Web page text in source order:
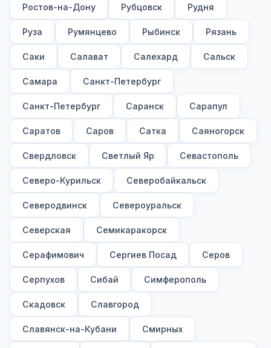
Ростов-на-Дону Рубцовск Рудня
Руза Румянцево Рыбинск Рязань
Саки Салават Салехард Сальск
Самара Санкт-Петербург
Санкт-Петербург Саранск Сарапул
Саратов Саров Сатка Саяногорск
Свердловск Светлый Яр Севастополь
Северо-Курильск Северобайкальск
Северодвинск Североуральск
Северская Семикаракорск
Серафимович Сергиев Посад Серов
Серпухов Сибай Симферополь
Скадовск Славгород
Славянск-на-Кубани Смирных